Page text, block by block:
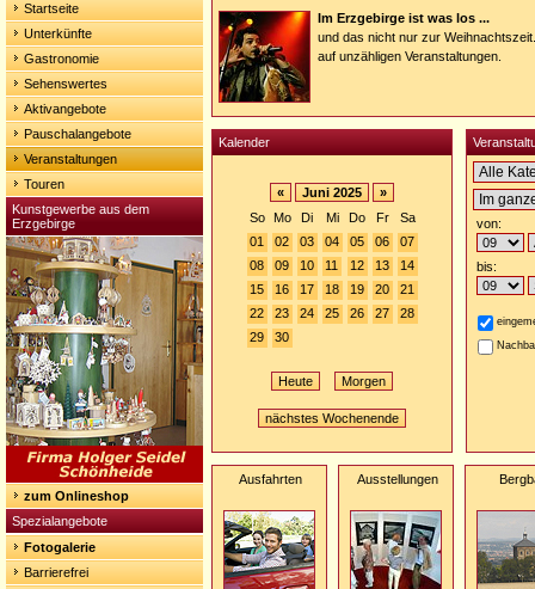
Startseite
Unterkünfte
Gastronomie
Sehenswertes
Aktivangebote
Pauschalangebote
Veranstaltungen
Touren
Kunstgewerbe aus dem
Erzgebirge
zum Onlineshop
Spezialangebote
Fotogalerie
Barrierefrei
Im Erzgebirge ist was los ...
und das nicht nur zur
auf unzähligen Veranstaltungen.
Kalender
« Juni 2025
»
So
Mo Di Mi Do Fr
Sa
01
02 03 04 05 06
07
08
09 10 11 12 13
14
15
16 17 18 19 20
21
22
23 24 25 26 27
28
29
30
Heute Morgen
nächstes Wochenende
von:
bis:
Ausfahrten Ausstellungen